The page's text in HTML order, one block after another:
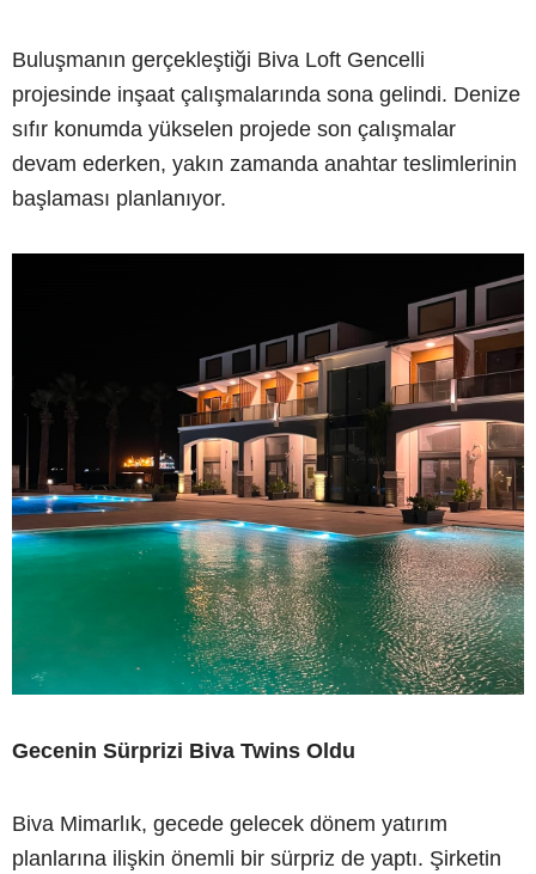
Buluşmanın gerçekleştiği Biva Loft Gencelli
projesinde inşaat çalışmalarında sona gelindi. Denize
sıfır konumda yükselen projede son çalışmalar
devam ederken, yakın zamanda anahtar teslimlerinin
başlaması planlanıyor.
Gecenin Sürprizi Biva Twins Oldu
Biva Mimarlık, gecede gelecek dönem yatırım
planlarına ilişkin önemli bir sürpriz de yaptı. Şirketin